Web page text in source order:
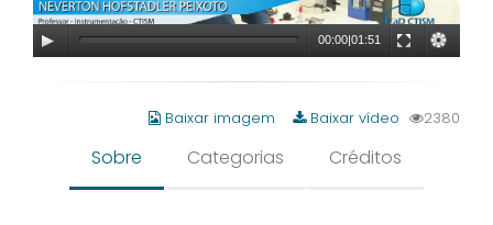
00:00|01:51
Baixar imagem Baixar vídeo 2380
Sobre Categorias Créditos